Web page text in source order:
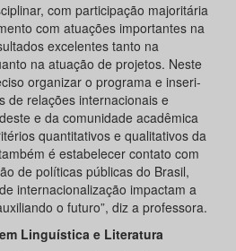
com participação majoritária
com atuações importantes na
excelentes tanto na
na atuação de projetos. Neste
organizar o programa e inseri-
de relações internacionais e
e da comunidade acadêmica
quantitativos e qualitativos da
é estabelecer contato com
de políticas públicas do Brasil,
internacionalização impactam a
o futuro”, diz a professora.
Linguística e Literatura